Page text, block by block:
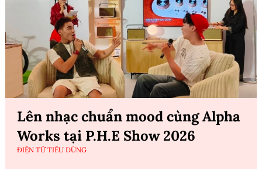
Lên nhạc chuẩn mood cùng Alpha
Works tại P.H.E Show 2026
ĐIỆN TỬ TIÊU DÙNG